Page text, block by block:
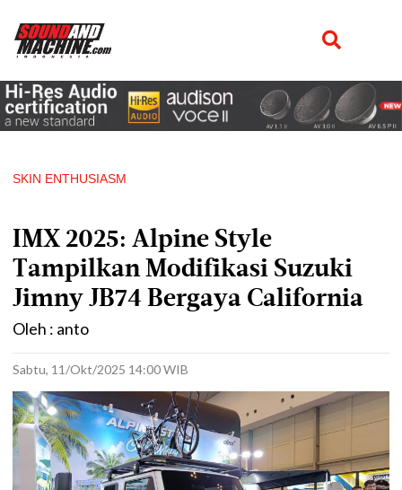
SKIN ENTHUSIASM
IMX 2025: Alpine Style
Tampilkan Modifikasi Suzuki
Jimny JB74 Bergaya California
Oleh : anto
Sabtu, 11/Okt/2025 14:00 WIB